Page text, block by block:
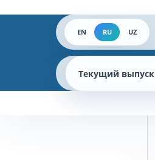
EN RU UZ
Текущий выпуск